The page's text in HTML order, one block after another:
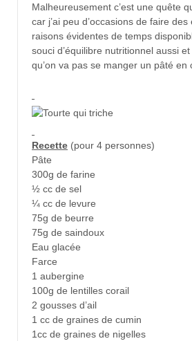
Malheureusement c’est une quête
car j’ai peu d’occasions de faire
raisons évidentes de temps
souci d’équilibre nutritionnel aussi
qu’on va pas se manger un pâté en
Recette (pour 4 personnes)
Pâte
300g de farine
½ cc de sel
¼ cc de levure
75g de beurre
75g de saindoux
Eau glacée
Farce
1 aubergine
100g de lentilles corail
2 gousses d’ail
1 cc de graines de cumin
1cc de graines de nigelles